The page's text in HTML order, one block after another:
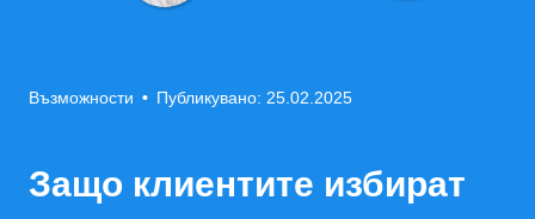
Възможности • Публикувано: 25.02.2025
Защо клиентите избират